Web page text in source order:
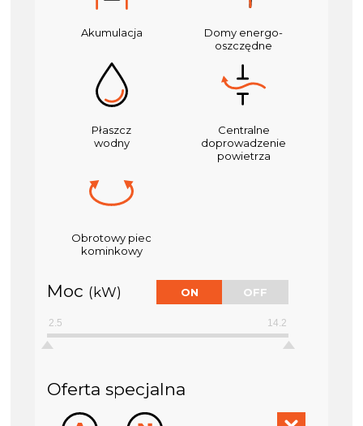
Akumulacja
Domy energo-
oszczędne
Płaszcz
wodny
Centralne
doprowadzenie
powietrza
Obrotowy piec
kominkowy
Moc (kW)
2.5 14.2
Oferta specjalna